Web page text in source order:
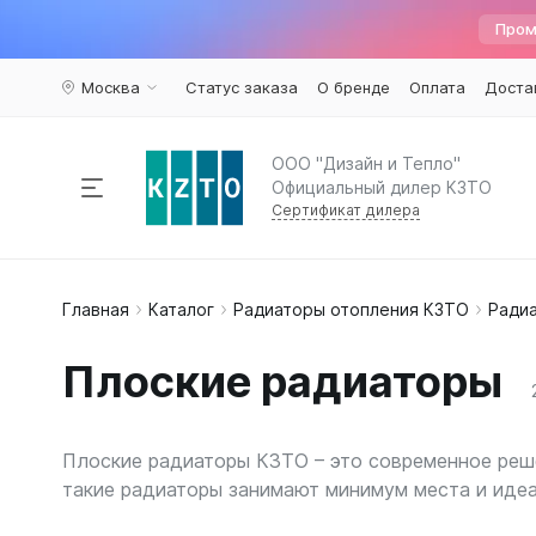
Москва Статус заказа О бренде Оплата
ООО "Дизайн и Тепло"
Официальный дилер КЗТО
Сертификат дилера
Радиаторы отопления
% Распродажа
По
Элегант
Вентили
Главная Каталог Радиаторы отопления КЗТО
Плоские радиаторы
Плоские радиаторы КЗТО – это современное
такие радиаторы занимают минимум места и